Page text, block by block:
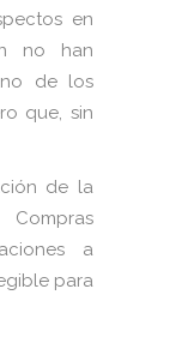
en
no han
de los
que, sin
de la
a
para